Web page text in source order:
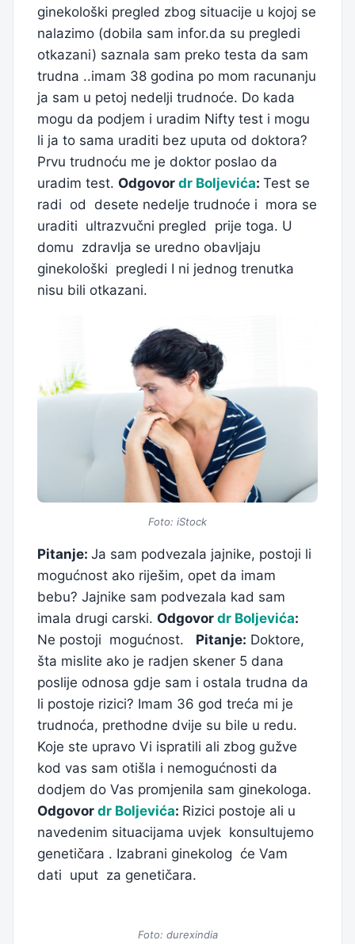
ginekološki pregled zbog situacije u kojoj se
nalazimo (dobila sam infor.da su pregledi
otkazani) saznala sam preko testa da sam
trudna ..imam 38 godina po mom racunanju
ja sam u petoj nedelji trudnoće. Do kada
mogu da podjem i uradim Nifty test i mogu
li ja to sama uraditi bez uputa od doktora?
Prvu trudnoću me je doktor poslao da
uradim test. Odgovor dr Boljevića: Test se
radi od desete nedelje trudnoće i mora se
uraditi ultrazvučni pregled prije toga. U
domu zdravlja se uredno obavljaju
ginekološki pregledi I ni jednog trenutka
nisu bili otkazani.
Foto: iStock
Pitanje: Ja sam podvezala jajnike, postoji li
mogućnost ako riješim, opet da imam
bebu? Jajnike sam podvezala kad sam
imala drugi carski. Odgovor dr Boljevića:
Ne postoji mogućnost. Pitanje: Doktore,
šta mislite ako je radjen skener 5 dana
poslije odnosa gdje sam i ostala trudna da
li postoje rizici? Imam 36 god treća mi je
trudnoća, prethodne dvije su bile u redu.
Koje ste upravo Vi ispratili ali zbog gužve
kod vas sam otišla i nemogućnosti da
dodjem do Vas promjenila sam ginekologa.
Odgovor dr Boljevića: Rizici postoje ali u
navedenim situacijama uvjek konsultujemo
genetičara . Izabrani ginekolog će Vam
dati uput za genetičara.
Foto: durexindia